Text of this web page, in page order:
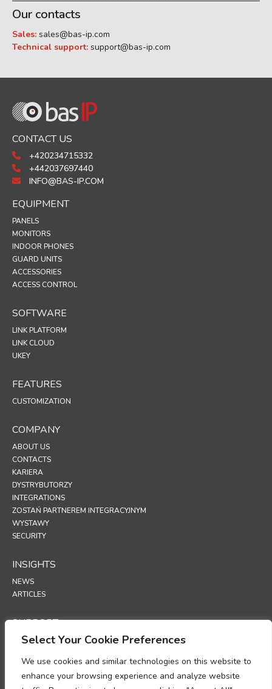
Select Your Cookie Preferences
We use cookies and similar technologies on this website to
enhance your browsing experience and analyze website
Our contacts
Sales: sales@bas-ip.com
Technical support: support@bas-ip.com
CONTACT US
+420234715332
+442037697440
INFO@BAS-IP.COM
EQUIPMENT
PANELS
MONITORS
INDOOR PHONES
GUARD UNITS
ACCESSORIES
ACCESS CONTROL
SOFTWARE
LINK PLATFORM
LINK CLOUD
UKEY
FEATURES
CUSTOMIZATION
COMPANY
ABOUT US
CONTACTS
KARIERA
DYSTRYBUTORZY
INTEGRATIONS
ZOSTAŃ PARTNEREM INTEGRACYJNYM
WYSTAWY
SECURITY
INSIGHTS
NEWS
ARTICLES
SUPPORT
TECHNICAL PORTAL
POLICIES
POLITYKA PRYWATNOŚCI